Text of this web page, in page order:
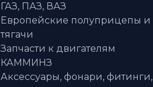
ГАЗ, ПАЗ, ВАЗ
Европейские полуприцепы и
тягачи
Запчасти к двигателям
КАММИНЗ
Аксессуары, фонари, фитинги,